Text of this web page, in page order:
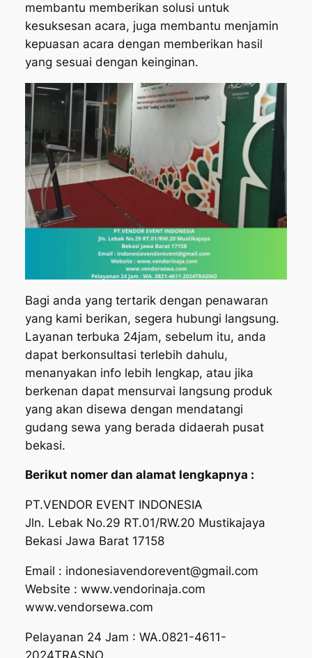
membantu memberikan solusi untuk
kesuksesan acara, juga membantu menjamin
kepuasan acara dengan memberikan hasil
yang sesuai dengan keinginan.
Bagi anda yang tertarik dengan penawaran
yang kami berikan, segera hubungi langsung.
Layanan terbuka 24jam, sebelum itu, anda
dapat berkonsultasi terlebih dahulu,
menanyakan info lebih lengkap, atau jika
berkenan dapat mensurvai langsung produk
yang akan disewa dengan mendatangi
gudang sewa yang berada didaerah pusat
bekasi.
Berikut nomer dan alamat lengkapnya :
PT.VENDOR EVENT INDONESIA
Jln. Lebak No.29 RT.01/RW.20 Mustikajaya
Bekasi Jawa Barat 17158
Email : indonesiavendorevent@gmail.com
Website : www.vendorinaja.com
www.vendorsewa.com
Pelayanan 24 Jam : WA.0821-4611-
2024TRASNO